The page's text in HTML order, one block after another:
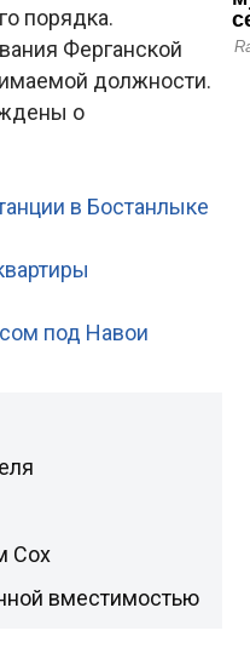
порядка.
Ферганской
должности.
о
в Бостанлыке
под Навои
Сох
вместимостью